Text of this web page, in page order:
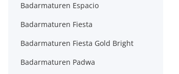
Badarmaturen Espacio
Badarmaturen Fiesta
Badarmaturen Fiesta Gold Bright
Badarmaturen Padwa